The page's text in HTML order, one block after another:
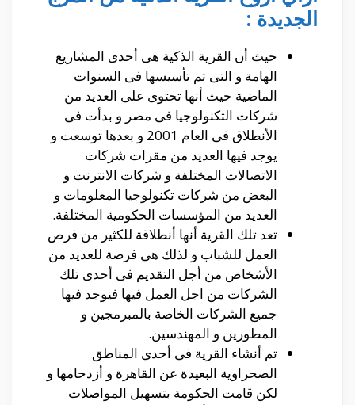
الجديدة :
حيث أن القرية الذكية هى أحدى المشاريع
الهامة و التى تم تأسيسها فى السنوات
الماضية حيث أنها تحتوى على العديد من
شركات التكنولوجيا فى مصر و بدأت فى
الأنطلاق فى العام 2001 و بعدها توسعت و
يوجد فيها العديد من مقرات شركات
الاتصالات المختلفة و شركات الانترنت و
البعض من شركات تكنولوجيا المعلومات و
العديد من المؤسسات الحكومية المختلفة.
تعد تلك القرية أنها أنطلاقة للكثير من فرص
العمل للشباب و لذلك هى فرصة للعديد من
الأشخاص من أجل التقديم فى أحدى تلك
الشركات من اجل العمل فيها فيوجد فيها
جميع الشركات الخاصة بالمبرمجين و
المطورين و المهندسين.
تم أنشاء القرية فى أحدى المناطق
الصحراوية البعيدة عن القاهرة و أزدحامها و
لكن قامت الحكومة بتسهيل المواصلات